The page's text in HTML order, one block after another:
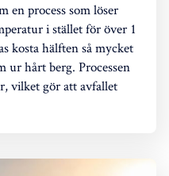
en process som löser
i stället för över 1
kosta hälften så mycket
ur hårt berg. Processen
vilket gör att avfallet